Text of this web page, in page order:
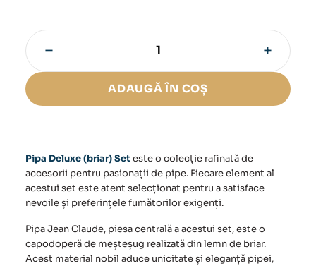
Set
(briar)
− +
ADAUGĂ ÎN COȘ
Pipa Deluxe (briar) Seteste o colecție rafinată de
accesorii pentru pasionații de pipe. Fiecare element al
acestui set este atent selecționat pentru a satisface
nevoile și preferințele fumătorilor exigenți.
Pipa Jean Claude, piesa centrală a acestui set, este o
capodoperă de meșteșug realizată din lemn de briar.
Acest material nobil aduce unicitate și eleganță pipei,